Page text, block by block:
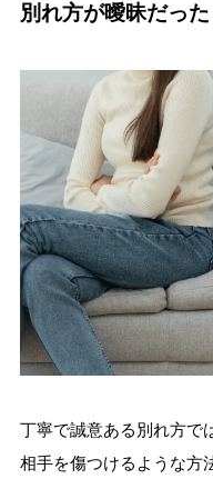
別れ方が曖昧だった
丁寧で誠意ある別れ方で
相手を傷つけるような方